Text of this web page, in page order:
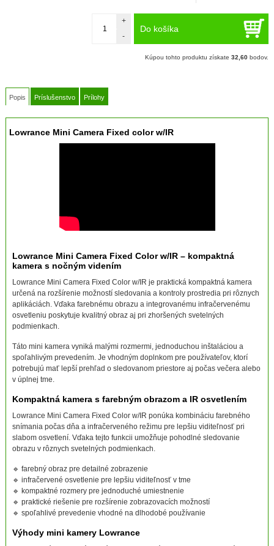
Do košíka
-
+
Kúpou tohto produktu získate32,60 bodov.
Popis Príslušenstvo Prílohy
Lowrance Mini Camera Fixed color w/IR
Lowrance Mini Camera Fixed Color w/IR – kompaktná
kamera s nočným videním
Lowrance Mini Camera Fixed Color w/IR je praktická kompaktná kamera
určená na rozšírenie možností sledovania a kontroly prostredia pri rôznych
aplikáciách. Vďaka farebnému obrazu a integrovanému infračervenému
osvetleniu poskytuje kvalitný obraz aj pri zhoršených svetelných
podmienkach.
Táto mini kamera vyniká malými rozmermi, jednoduchou inštaláciou a
spoľahlivým prevedením. Je vhodným doplnkom pre používateľov, ktorí
potrebujú mať lepší prehľad o sledovanom priestore aj počas večera alebo
v úplnej tme.
Kompaktná kamera s farebným obrazom a IR osvetlením
Lowrance Mini Camera Fixed Color w/IR ponúka kombináciu farebného
snímania počas dňa a infračerveného režimu pre lepšiu viditeľnosť pri
slabom osvetlení. Vďaka tejto funkcii umožňuje pohodlné sledovanie
obrazu v rôznych svetelných podmienkach.
🔹 farebný obraz pre detailné zobrazenie
🔹 infračervené osvetlenie pre lepšiu viditeľnosť v tme
🔹 kompaktné rozmery pre jednoduché umiestnenie
🔹 praktické riešenie pre rozšírenie zobrazovacích možností
🔹 spoľahlivé prevedenie vhodné na dlhodobé používanie
Výhody mini kamery Lowrance